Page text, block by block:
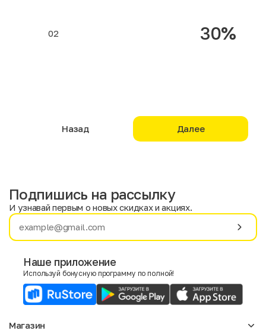
02 30%
Назад Далее
Имя
E-mail
Пол
Подпишись на рассылку
И узнавай первым о новых скидках и акциях.
Наше приложение
Используй бонусную программу по полной!
Магазин